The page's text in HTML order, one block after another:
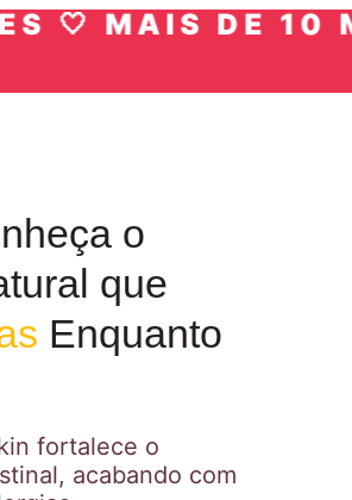
DE 10
o
que
Enquanto
fortalece o
acabando com